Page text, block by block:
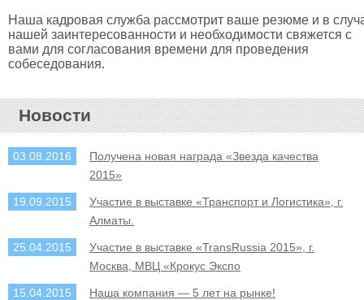
Наша кадровая служба рассмотрит ваше резюме и в
нашей заинтересованности и необходимости свяжется с
вами для согласования времени для проведения
собеседования.
Новости
03.08.2016
Получена новая награда «Звезда качества
2015»
19.09.2015
Участие в выставке «Транспорт и Логистика», г.
Алматы.
25.04.2015
Участие в выставке «TransRussia 2015», г.
Москва, МВЦ «Крокус Экспо
15.04.2015 Наша компания — 5 лет на рынке!